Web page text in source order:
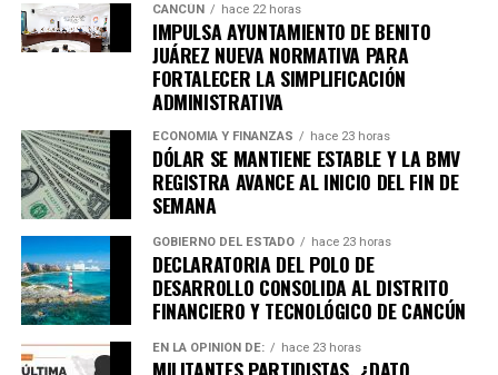
CANCÚN hace 22 horas
IMPULSA AYUNTAMIENTO DE BENITO
JUÁREZ NUEVA NORMATIVA PARA
FORTALECER LA SIMPLIFICACIÓN
ADMINISTRATIVA
ECONOMÍA Y FINANZAS hace 23 horas
DÓLAR SE MANTIENE ESTABLE Y LA BMV
REGISTRA AVANCE AL INICIO DEL FIN DE
SEMANA
GOBIERNO DEL ESTADO hace 23 horas
DECLARATORIA DEL POLO DE
DESARROLLO CONSOLIDA AL DISTRITO
FINANCIERO Y TECNOLÓGICO DE CANCÚN
EN LA OPINIÓN DE: hace 23 horas